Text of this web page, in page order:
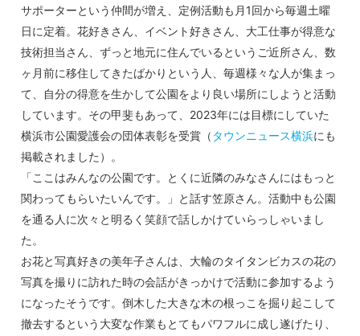
サポーターという仲間が増え、定例活動も月1回から毎週土曜
日に定着。花好きさん、イベント好きさん、大工仕事が得意な
技術担当さん、ずっと地元に住んでいるというご近所さん、数
ヶ月前に移住してきたばかりという人、毎週様々な人が集まっ
て、自分の得意を生かして公園をより良い場所にしようと活動
しています。その甲斐もあって、2023年には目標にしていた
横浜市公園愛護会の団体表彰を受賞（ タウンニュース横浜にも
掲載されました）。
「ここはみんなの公園です。とくに近隣のみなさんにはもっと
関わってもらいたいんです。」と話す笠原さん。活動中も公園
を通る人に次々と明るく笑顔で話しかけていらっしゃいまし
た。
お花と写真好きの美年子さんは、大輪のタイタンビカスの花の
写真を撮りに訪れた時の会話がきっかけで活動に参加するよう
になったそうです。倒木した大きな木の根っこを掘り起こして
撤去するという大変な作業もとてもパワフルに成し遂げたり、